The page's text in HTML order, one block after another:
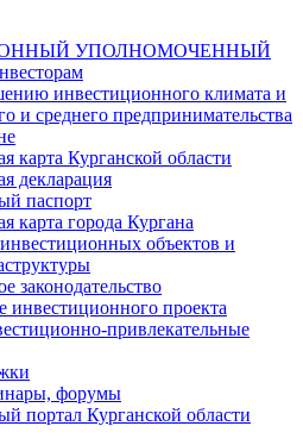
УПОЛНОМОЧЕННЫЙ
инвестиционного климата и
и среднего предпринимательства
карта Курганской области
декларация
паспорт
карта города Кургана
объектов и
законодательство
инвестиционного проекта
привлекательные
форумы
портал Курганской области